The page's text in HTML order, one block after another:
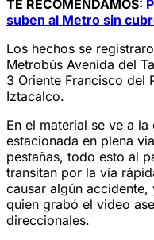
TE RECOMENDAMOS:
suben al Metro sin
Los hechos se
Metrobús Avenida del
3 Oriente Francisco del
Iztacalco.
En el material se ve a
estacionada en plena
pestañas, todo esto al
transitan por la vía
causar algún
quien grabó el video
direccionales.